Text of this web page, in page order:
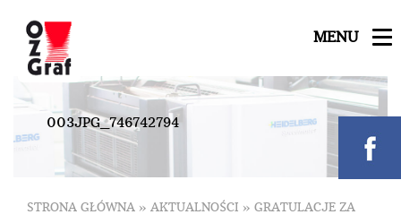
MENU
003JPG_746742794
STRONA GŁÓWNA » AKTUALNOŚCI » GRATULACJE ZA